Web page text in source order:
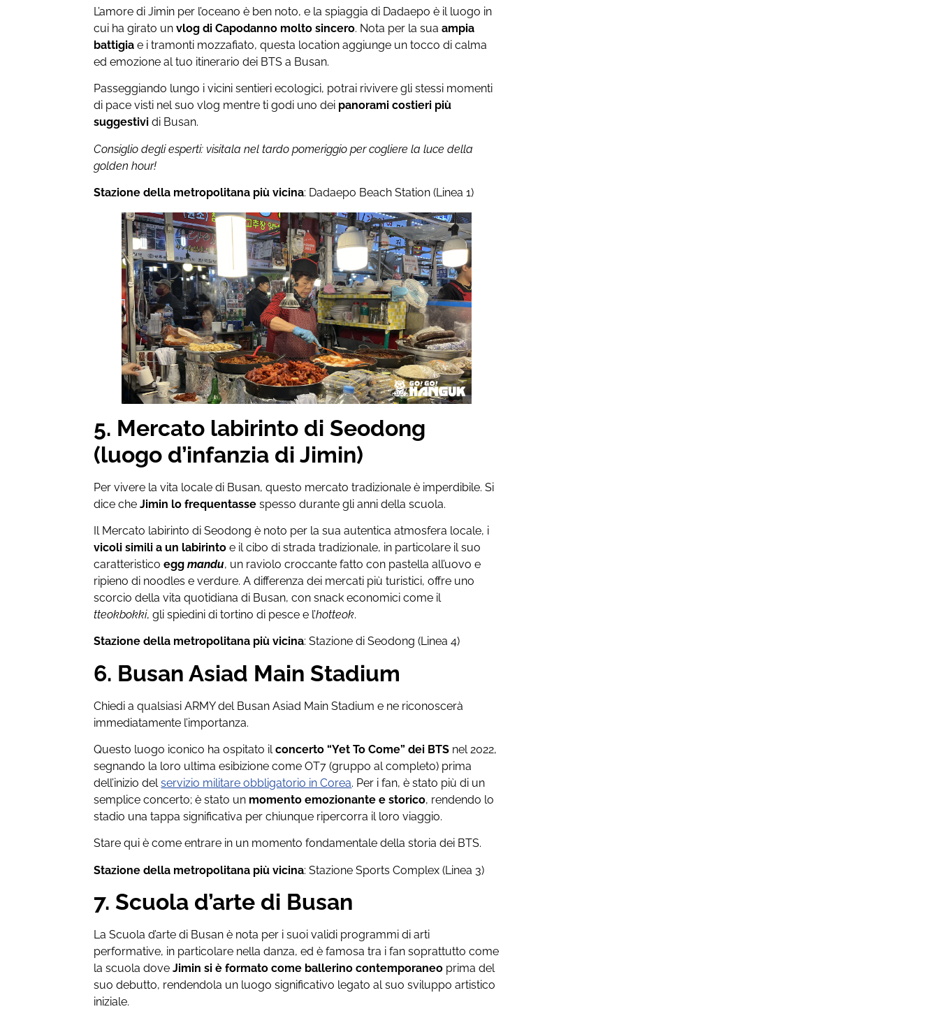
L’amore di Jimin per l’oceano è ben noto, e la spiaggia di Dadaepo è il luogo in
cui ha girato unvlog di Capodanno molto sincero. Nota per la suaampia
battigia e i tramonti mozzafiato, questa location aggiunge un tocco di calma
ed emozione al tuo itinerario dei BTS a Busan.
Passeggiando lungo i vicini sentieri ecologici, potrai rivivere gli stessi momenti
di pace visti nel suo vlog mentre ti godi uno dei panorami costieri più
suggestivi di Busan.
Consiglio degli esperti: visitala nel tardo pomeriggio per cogliere la luce della
golden hour!
Stazione della metropolitana più vicina: Dadaepo Beach Station (Linea 1)
5. Mercato labirinto di Seodong
(luogo d’infanzia di Jimin)
Per vivere la vita locale di Busan, questo mercato tradizionale è imperdibile. Si
dice cheJimin lo frequentasse spesso durante gli anni della scuola.
Il Mercato labirinto di Seodong è noto per la sua autentica atmosfera locale, i
vicoli simili a un labirinto e il cibo di strada tradizionale, in particolare il suo
caratteristicoeggmandu, un raviolo croccante fatto con pastella all’uovo e
ripieno di noodles e verdure. A differenza dei mercati più turistici, offre uno
scorcio della vita quotidiana di Busan, con snack economici come il
tteokbokki, gli spiedini di tortino di pesce e l’hotteok.
Stazione della metropolitana più vicina: Stazione di Seodong (Linea 4)
6. Busan Asiad Main Stadium
Chiedi a qualsiasi ARMY del Busan Asiad Main Stadium e ne riconoscerà
immediatamente l’importanza.
Questo luogo iconico ha ospitato ilconcerto “Yet To Come” dei BTS nel 2022,
segnando la loro ultima esibizione come OT7 (gruppo al completo) prima
dell’inizio delservizio militare obbligatorio in Corea. Per i fan, è stato più di un
semplice concerto; è stato un momento emozionante e storico, rendendo lo
stadio una tappa significativa per chiunque ripercorra il loro viaggio.
Stare qui è come entrare in un momento fondamentale della storia dei BTS.
Stazione della metropolitana più vicina: Stazione Sports Complex (Linea 3)
7. Scuola d’arte di Busan
La Scuola d’arte di Busan è nota per i suoi validi programmi di arti
performative, in particolare nella danza, ed è famosa tra i fan soprattutto come
la scuola doveJimin si è formato come ballerino contemporaneo prima del
suo debutto, rendendola un luogo significativo legato al suo sviluppo artistico
iniziale.